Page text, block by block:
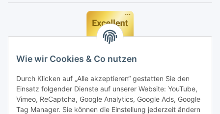
Wie wir Cookies & Co nutzen
Durch Klicken auf „Alle akzeptieren“ gestatten Sie den
Einsatz folgender Dienste auf unserer Website: YouTube,
Vimeo, ReCaptcha, Google Analytics, Google Ads, Google
Tag Manager. Sie können die Einstellung jederzeit ändern